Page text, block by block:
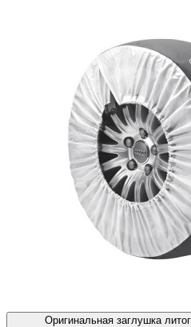
Оригинальная заглушка